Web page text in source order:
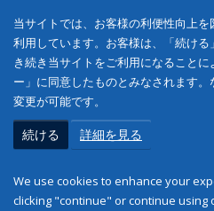
当サイトでは、お客様の利便性向上
利用しています。お客様は、「続け
き続き当サイトをご利用になること
ー」に同意したものとみなされます
変更が可能です。
続ける 詳細を見る
We use cookies to enhance your
clicking "continue" or continue using